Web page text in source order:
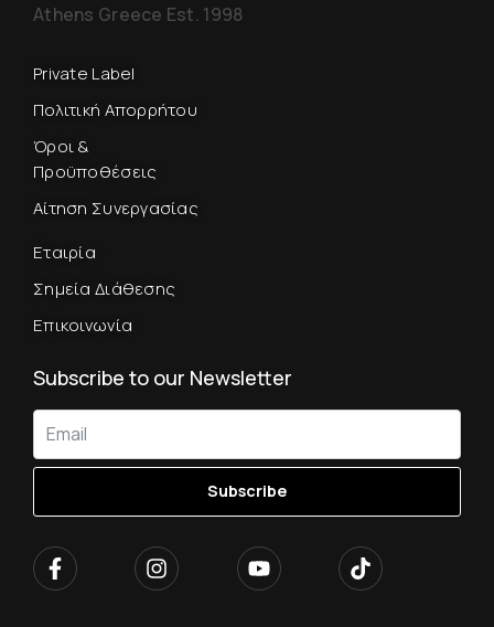
Athens Greece Est. 1998
Private Label
Πολιτική Απορρήτου
Όροι &
Προϋποθέσεις
Αίτηση Συνεργασίας
Εταιρία
Σημεία Διάθεσης
Επικοινωνία
Subscribe to our Newsletter
Subscribe